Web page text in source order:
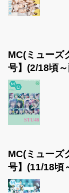
MC(ミューズ
号】(2/18頃
MC(ミューズ
号】(11/18頃